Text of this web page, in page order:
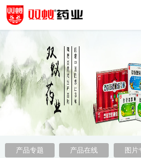
产品专题 产品在线 图片